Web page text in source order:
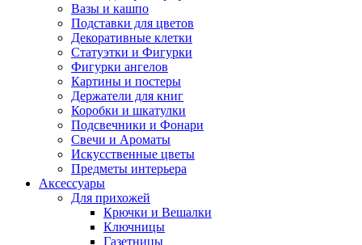
Вазы и кашпо
Подставки для цветов
Декоративные клетки
Статуэтки и Фигурки
Фигурки ангелов
Картины и постеры
Держатели для книг
Коробки и шкатулки
Подсвечники и Фонари
Свечи и Ароматы
Искусственные цветы
Предметы интерьера
Аксессуары
Для прихожей
Крючки и Вешалки
Ключницы
Газетницы